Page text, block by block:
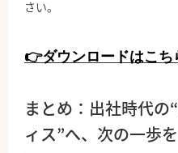
さい。
👉ダウンロードはこち
まとめ：出社時代の
ィス”へ、次の一歩を